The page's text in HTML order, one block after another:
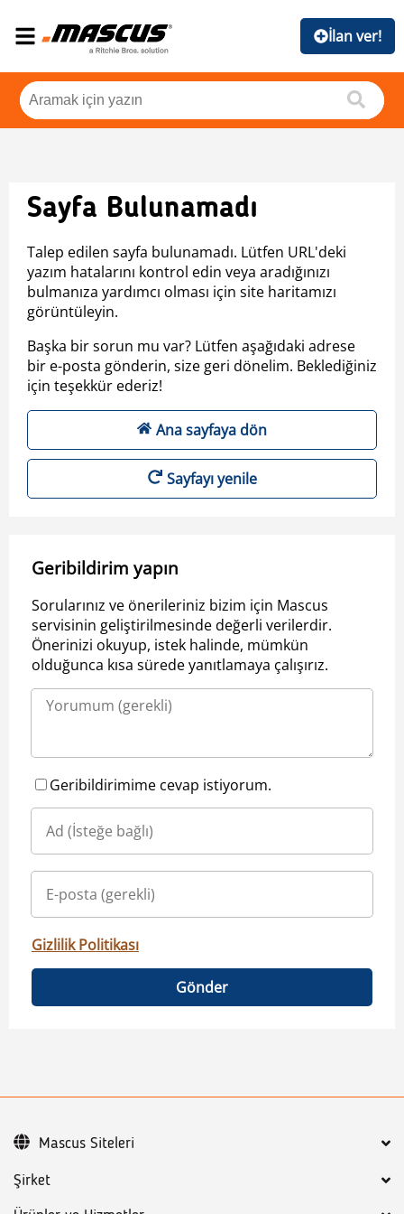
İlan ver!
Sayfa Bulunamadı
Talep edilen sayfa bulunamadı. Lütfen URL'deki
yazım hatalarını kontrol edin veya aradığınızı
bulmanıza yardımcı olması için site haritamızı
görüntüleyin.
Başka bir sorun mu var? Lütfen aşağıdaki adrese
bir e-posta gönderin, size geri dönelim. Beklediğiniz
için teşekkür ederiz!
Ana sayfaya dön
Sayfayı yenile
Geribildirim yapın
Sorularınız ve önerileriniz bizim için Mascus
servisinin geliştirilmesinde değerli verilerdir.
Önerinizi okuyup, istek halinde, mümkün
olduğunca kısa sürede yanıtlamaya çalışırız.
Geribildirimime cevap istiyorum.
Gizlilik Politikası
Gönder
Şirket
Mascus Siteleri